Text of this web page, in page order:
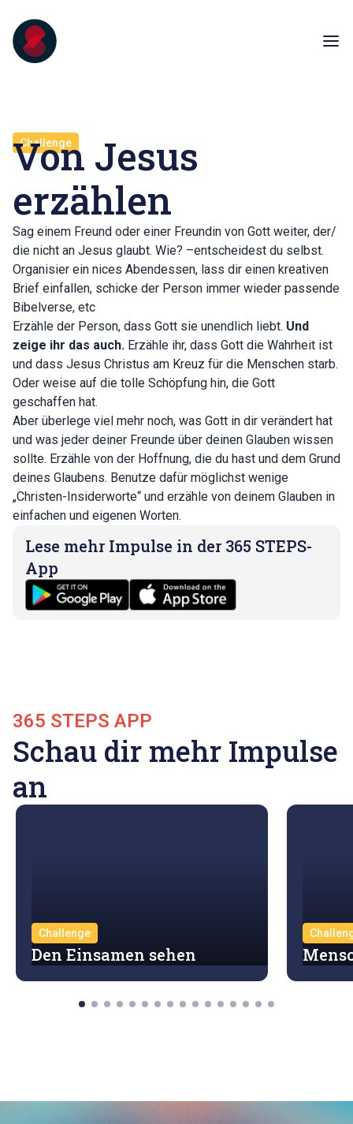
Challenge
Von Jesus
erzählen
Sag einem Freund oder einer Freundin von Gott weiter, der/
die nicht an Jesus glaubt. Wie? –entscheidest du selbst.
Organisier ein nices Abendessen, lass dir einen kreativen
Brief einfallen, schicke der Person immer wieder passende
Bibelverse, etc
Erzähle der Person, dass Gott sie unendlich liebt. Und
zeige ihr das auch. Erzähle ihr, dass Gott die Wahrheit ist
und dass Jesus Christus am Kreuz für die Menschen starb.
Oder weise auf die tolle Schöpfung hin, die Gott
geschaffen hat.
Aber überlege viel mehr noch, was Gott in dir verändert hat
und was jeder deiner Freunde über deinen Glauben wissen
sollte. Erzähle von der Hoffnung, die du hast und dem Grund
deines Glaubens. Benutze dafür möglichst wenige
„Christen-Insiderworte“ und erzähle von deinem Glauben in
einfachen und eigenen Worten.
Lese mehr Impulse in der 365 STEPS-
App
365 STEPS APP
Schau dir mehr Impulse
an
Challenge
Den Einsamen sehen